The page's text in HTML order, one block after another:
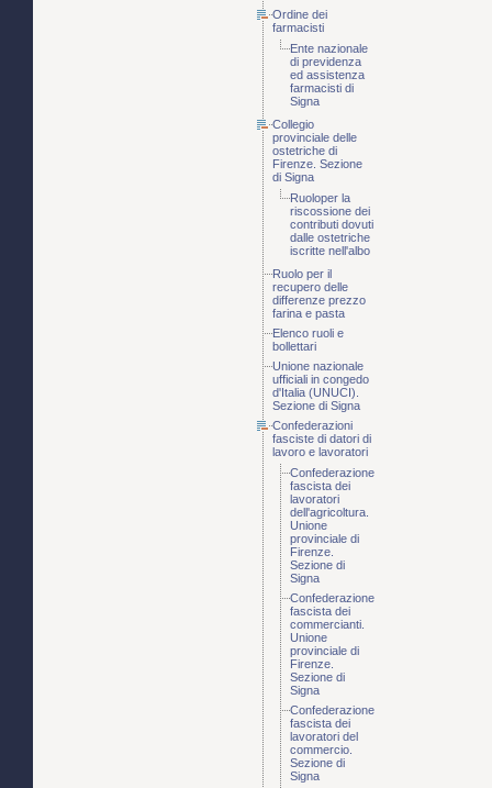
Ordine dei
farmacisti
Ente nazionale
di previdenza
ed assistenza
farmacisti di
Signa
Collegio
provinciale delle
ostetriche di
Firenze. Sezione
di Signa
Ruoloper la
riscossione dei
contributi dovuti
dalle ostetriche
iscritte nell'albo
Ruolo per il
recupero delle
differenze prezzo
farina e pasta
Elenco ruoli e
bollettari
Unione nazionale
ufficiali in congedo
d'Italia (UNUCI).
Sezione di Signa
Confederazioni
fasciste di datori di
lavoro e lavoratori
Confederazione
fascista dei
lavoratori
dell'agricoltura.
Unione
provinciale di
Firenze.
Sezione di
Signa
Confederazione
fascista dei
commercianti.
Unione
provinciale di
Firenze.
Sezione di
Signa
Confederazione
fascista dei
lavoratori del
commercio.
Sezione di
Signa